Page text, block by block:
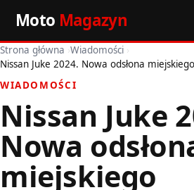
Moto Magazyn
Start
Wiadomości
Premiery
Porady motoryzacyjne
Strona główna ›Wiadomości ›
Nissan Juke 2024. Nowa odsłona
WIADOMOŚCI
Nissan Juke
Nowa
miejskiego